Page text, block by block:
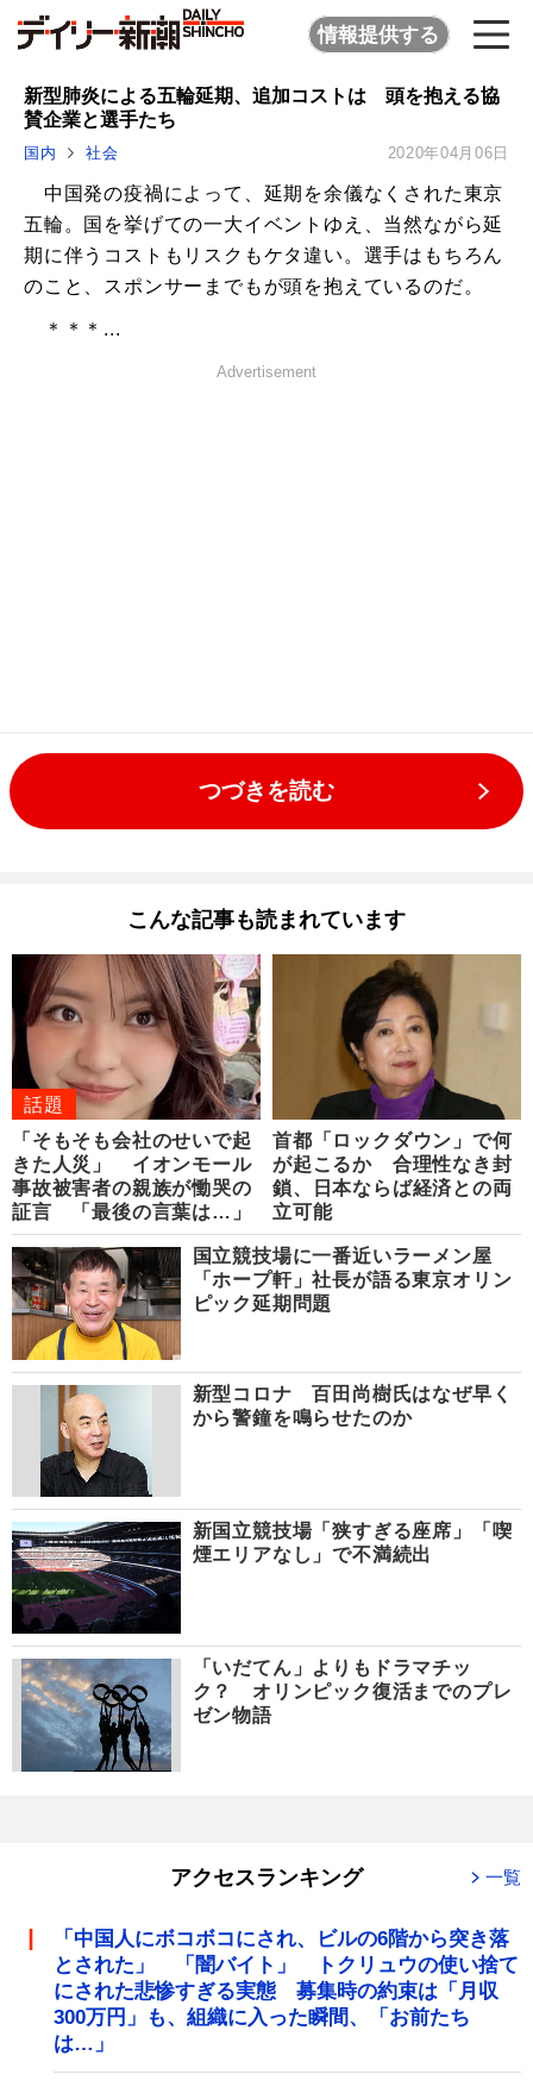
情報提供する
新型肺炎による五輪延期、追加コストは 頭を抱える協
賛企業と選手たち
国内 社会 2020年04月06日
中国発の疫禍によって、延期を余儀なくされた東京
五輪。国を挙げての一大イベントゆえ、当然ながら延
期に伴うコストもリスクもケタ違い。選手はもちろん
のこと、スポンサーまでもが頭を抱えているのだ。
＊＊＊...
Advertisement
つづきを読む
こんな記事も読まれています
話題
「そもそも会社のせいで起
きた人災」 イオンモール
事故被害者の親族が慟哭の
証言 「最後の言葉は…」
首都「ロックダウン」で何
が起こるか 合理性なき封
鎖、日本ならば経済との両
立可能
国立競技場に一番近いラーメン屋
「ホープ軒」社長が語る東京オリン
ピック延期問題
新型コロナ 百田尚樹氏はなぜ早く
から警鐘を鳴らせたのか
新国立競技場「狭すぎる座席」「喫
煙エリアなし」で不満続出
「いだてん」よりもドラマチッ
ク？ オリンピック復活までのプレ
ゼン物語
アクセスランキング 一覧
「中国人にボコボコにされ、ビルの6階から突き落
とされた」 「闇バイト」 トクリュウの使い捨て
にされた悲惨すぎる実態 募集時の約束は「月収
300万円」も、組織に入った瞬間、「お前たち
は…」